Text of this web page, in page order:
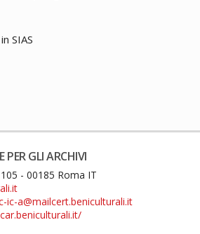
SIAS
PER GLI ARCHIVI
- 00185 Roma IT
ic-a@mailcert.beniculturali.it